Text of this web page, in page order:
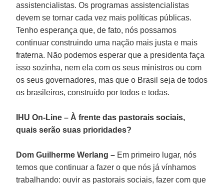
assistencialistas. Os programas assistencialistas
devem se tornar cada vez mais políticas públicas.
Tenho esperança que, de fato, nós possamos
continuar construindo uma nação mais justa e mais
fraterna. Não podemos esperar que a presidenta faça
isso sozinha, nem ela com os seus ministros ou com
os seus governadores, mas que o Brasil seja de todos
os brasileiros, construído por todos e todas.
IHU On-Line – À frente das pastorais sociais,
quais serão suas prioridades?
Dom Guilherme Werlang – Em primeiro lugar, nós
temos que continuar a fazer o que nós já vínhamos
trabalhando: ouvir as pastorais sociais, fazer com que